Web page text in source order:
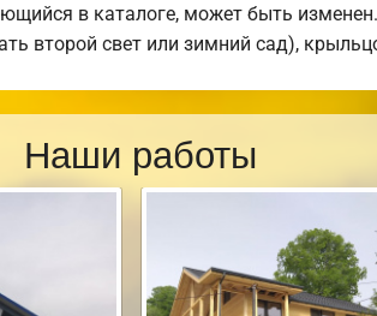
в каталоге, может быть
второй свет или зимний сад),
Наши работы